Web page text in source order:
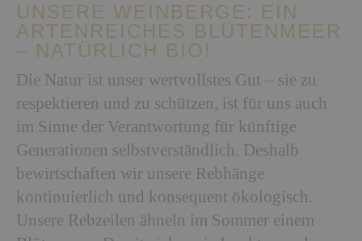
UNSERE WEINBERGE: EIN
ARTENREICHES BLÜTENMEER
– NATÜRLICH BIO!
Die Natur ist unser wertvollstes Gut – sie zu
respektieren und zu schützen, ist für uns auch
im Sinne der Verantwortung für künftige
Generationen selbstverständlich. Deshalb
bewirtschaften wir unsere Rebhänge
kontinuierlich und konsequent ökologisch.
Unsere Rebzeilen ähneln im Sommer einem